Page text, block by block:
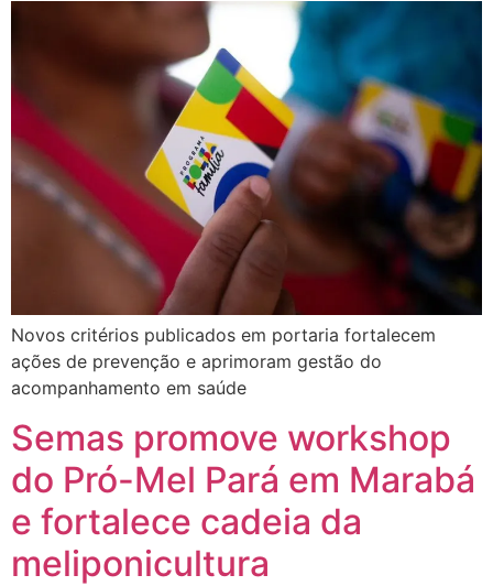
Novos critérios publicados em portaria fortalecem
ações de prevenção e aprimoram gestão do
acompanhamento em saúde
Semas promove workshop
do Pró-Mel Pará em Marabá
e fortalece cadeia da
meliponicultura